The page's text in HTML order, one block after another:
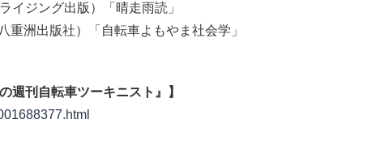
イジング出版）「晴走雨読」
重洲出版社）「自転車よもやま社会学」
週刊自転車ツーキニスト』】